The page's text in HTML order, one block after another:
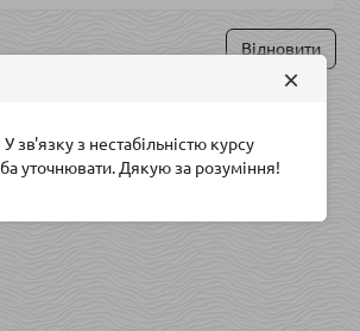
зв'язку з нестабільністю курсу
уточнювати. Дякую за розуміння!
×